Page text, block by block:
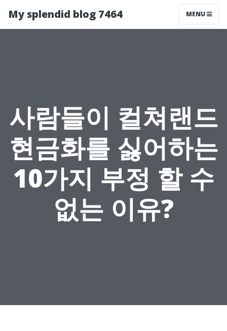
My splendid blog 7464 MENU
사람들이 컬쳐랜드
현금화를 싫어하는
10가지 부정 할 수
없는 이유?